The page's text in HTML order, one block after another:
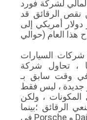
لشركة فورد
نقص الرقائق قد
قدره 1 مليار دولار أمريكي إلى
هذا العام (حوالي
السيارات
، تحاول شركة
وقت سابق بـ
جديدة ، ليس فقط
، ولكن
الرقائق ؛بينما
تفكر شركات سيارات مثل Daimler و Porsche في